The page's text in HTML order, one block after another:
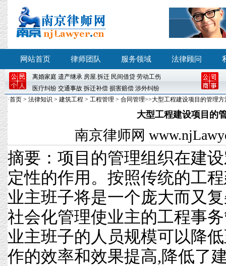
网站首页 律师团队 服务领域 法律顾问
离婚家庭 遗产继承 房屋.拆迁 民间借贷 劳动工伤
医疗纠纷 交通事故 拆迁补偿 损害赔偿 涉外纠纷
·首页 > 法律知识 > 建筑工程 > 工程管理 > 合同管理>>大型工程建设项目的管理方
大型工程建设项目的
南京律师网
摘要：项目的管理组织在建
定性的作用。按照传统的工
业主班子将是一个庞大而
社会化管理使业主的工程事
业主班子的人员规模可以降
作的效率和效果提高,降低了